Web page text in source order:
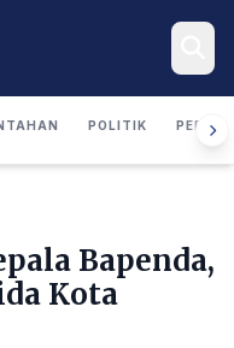
POLITIK
Bapenda,
Kota